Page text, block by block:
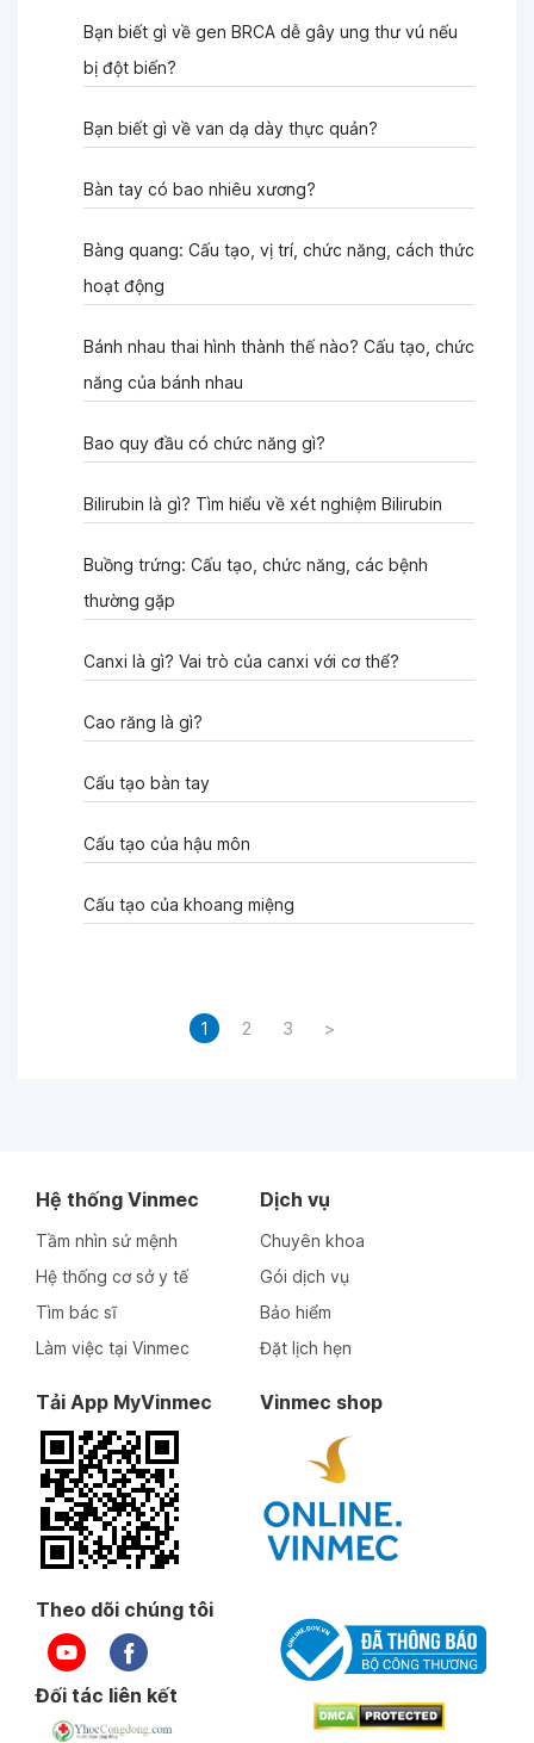
Bạn biết gì về gen BRCA dễ gây ung thư vú nếu
bị đột biến?
Bạn biết gì về van dạ dày thực quản?
Bàn tay có bao nhiêu xương?
Bàng quang: Cấu tạo, vị trí, chức năng, cách thức
hoạt động
Bánh nhau thai hình thành thế nào? Cấu tạo, chức
năng của bánh nhau
Bao quy đầu có chức năng gì?
Bilirubin là gì? Tìm hiểu về xét nghiệm Bilirubin
Buồng trứng: Cấu tạo, chức năng, các bệnh
thường gặp
Canxi là gì? Vai trò của canxi với cơ thể?
Cao răng là gì?
Cấu tạo bàn tay
Cấu tạo của hậu môn
Cấu tạo của khoang miệng
1 2 3 >
Hệ thống Vinmec
Tầm nhìn sứ mệnh
Hệ thống cơ sở y tế
Tìm bác sĩ
Làm việc tại Vinmec
Dịch vụ
Chuyên khoa
Gói dịch vụ
Bảo hiểm
Đặt lịch hẹn
Tải App MyVinmec Vinmec shop
Theo dõi chúng tôi
Đối tác liên kết